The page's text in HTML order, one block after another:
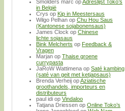
Smolders marc opAdreslijst Toko’s
in België
Crys op Kip in Meestersaus
Wilgo Pelhan op Chu Hou Saus
(Kantonese sojabonensaus)
James Clock op Chinese
lichte sojasaus
Bink Melcherts op Feedback &
Vragen
Marjan op Thaise groene
currypasta
JaRoW Wattimena op Saté kambing
(saté van geit met ketjapsaus)
Brenda Verheij opAziatische
groothandels, importeurs en
distributeurs
paul idi op Vindaloo
Tatjana Driessen op Online Toko’s